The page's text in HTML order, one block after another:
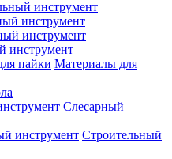
инструмент
инструмент
Материалы для
Слесарный
Строительный